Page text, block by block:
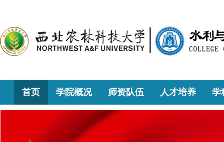
首页 学院概况 师资队伍 人才培养 学